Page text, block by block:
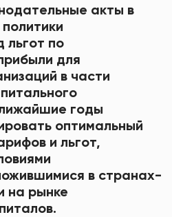
акты в
льгот по
для
в части
годы
оптимальный
и льгот,
в странах-
на рынке